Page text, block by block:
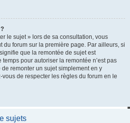
le sujet » lors de sa consultation, vous
du forum sur la première page. Par ailleurs, si
que la remontée de sujet est
pour autoriser la remontée n’est pas
remonter un sujet simplement en y
de respecter les règles du forum en le
sujets